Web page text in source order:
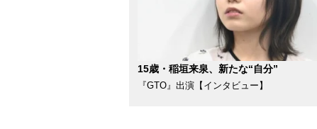
15歳・稲垣来泉、新たな“自分”
『GTO』出演【インタビュー】